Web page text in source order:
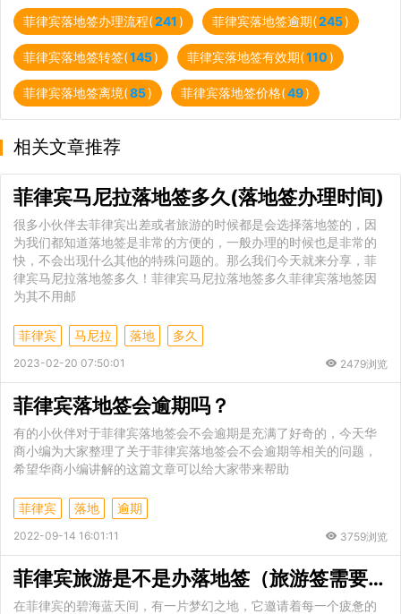
菲律宾落地签办理流程(241) 菲律宾落地签逾期(245)
菲律宾落地签转签(145) 菲律宾落地签有效期(110)
菲律宾落地签离境(85) 菲律宾落地签价格(49)
相关文章推荐
菲律宾马尼拉落地签多久(落地签办理时间)
很多小伙伴去菲律宾出差或者旅游的时候都是会选择落地签的，因
为我们都知道落地签是非常的方便的，一般办理的时候也是非常的
快，不会出现什么其他的特殊问题的。那么我们今天就来分享，菲
律宾马尼拉落地签多久！菲律宾马尼拉落地签多久菲律宾落地签因
为其不用邮
菲律宾 马尼拉 落地 多久
2023-02-20 07:50:01 2479浏览
菲律宾落地签会逾期吗？
有的小伙伴对于菲律宾落地签会不会逾期是充满了好奇的，今天华
商小编为大家整理了关于菲律宾落地签会不会逾期等相关的问题，
希望华商小编讲解的这篇文章可以给大家带来帮助
菲律宾 落地 逾期
2022-09-14 16:01:11 3759浏览
菲律宾旅游是不是办落地签（旅游签需要的材料）
在菲律宾的碧海蓝天间，有一片梦幻之地，它邀请着每一个疲惫的